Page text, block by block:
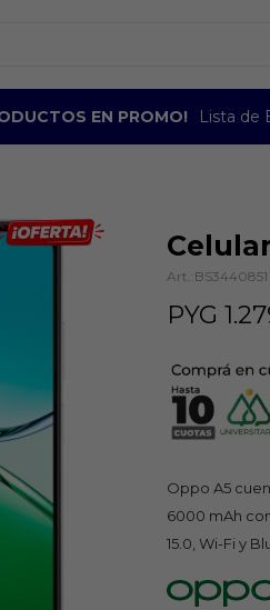
EN PROMO! Lista de
BS3440851
PYG
Oppo A5
6000 mAh
15.0, Wi-Fi y